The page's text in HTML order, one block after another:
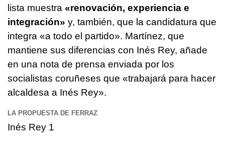
lista muestra «renovación, experiencia e
integración» y, también, que la candidatura que
integra «a todo el partido». Martínez, que
mantiene sus diferencias con Inés Rey, añade
en una nota de prensa enviada por los
socialistas coruñeses que «trabajará para hacer
alcaldesa a Inés Rey».
LA PROPUESTA DE FERRAZ
Inés Rey 1